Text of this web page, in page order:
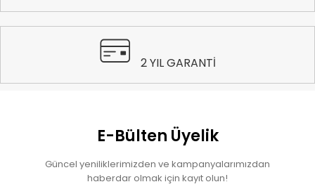
2 YIL GARANTİ
E-Bülten Üyelik
Güncel yeniliklerimizden ve kampanyalarımızdan
haberdar olmak için kayıt olun!